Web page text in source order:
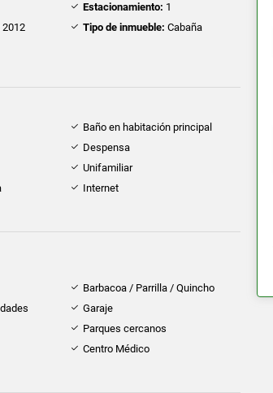
Estacionamiento: 1
2012 Tipo de inmueble: Cabaña
Baño en habitación principal
Despensa
Unifamiliar
Internet
Barbacoa / Parrilla / Quincho
Garaje
Parques cercanos
Centro Médico